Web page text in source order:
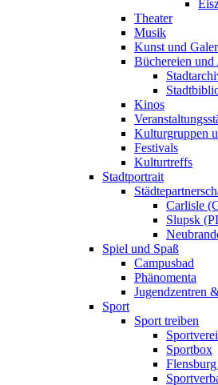
Theater
Musik
Kunst und
Büchereien
Kinos
Kulturgruppen
Festivals
Kulturtreffs
Stadtportrait
Carlisle
Slupsk
Spiel und Spaß
Campusbad
Phänomenta
Jugendzentren
Sport
Sport treiben
Sportbox